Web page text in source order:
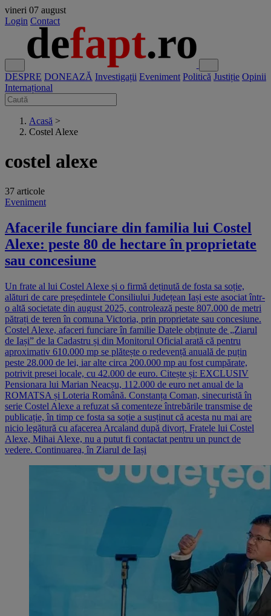
vineri 07 august
Login Contact
DESPRE DONEAZĂ Investigații Eveniment Politică Justiție Opinii
Internațional
Acasă >
Costel Alexe
costel alexe
37 articole
Eveniment
Afacerile funciare din familia lui Costel
Alexe: peste 80 de hectare în proprietate
sau concesiune
Un frate al lui Costel Alexe și o firmă deținută de fosta sa soție,
alături de care președintele Consiliului Județean Iași este asociat într-
o altă societate din august 2025, controlează peste 807.000 de metri
pătrați de teren în comuna Victoria, prin proprietate sau concesiune.
Costel Alexe, afaceri funciare în familie Datele obținute de „Ziarul
de Iași” de la Cadastru și din Monitorul Oficial arată că pentru
aproximativ 610.000 mp se plătește o redevență anuală de puțin
peste 28.000 de lei, iar alte circa 200.000 mp au fost cumpărate,
potrivit presei locale, cu 42.000 de euro. Citește și: EXCLUSIV
Pensionara lui Marian Neacșu, 112.000 de euro net anual de la
ROMATSA și Loteria Română. Constanța Coman, sinecuristă în
serie Costel Alexe a refuzat să comenteze întrebările transmise de
publicație, în timp ce fosta sa soție a susținut că acesta nu mai are
nicio legătură cu afacerea Arcaland după divorț. Fratele lui Costel
Alexe, Mihai Alexe, nu a putut fi contactat pentru un punct de
vedere. Continuarea, în Ziarul de Iași